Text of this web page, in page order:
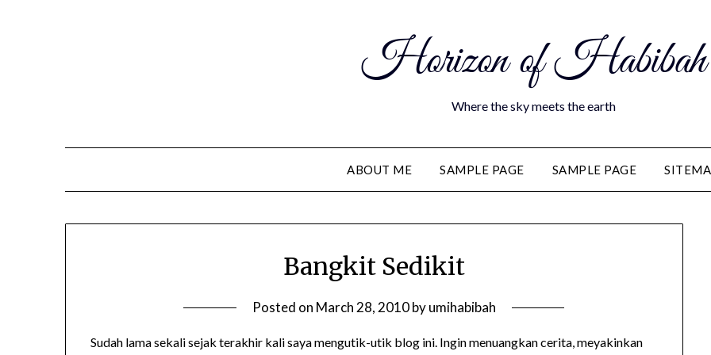
Horizon of Habibah
Where the sky meets the earth
ABOUT ME SAMPLE PAGE SAMPLE PAGE
Bangkit Sedikit
Posted on March 28, 2010byumihabibah
Sudah lama sekali sejak terakhir kali saya mengutik-utik blog ini. Ingin menuangkan cerita, meyakinkan